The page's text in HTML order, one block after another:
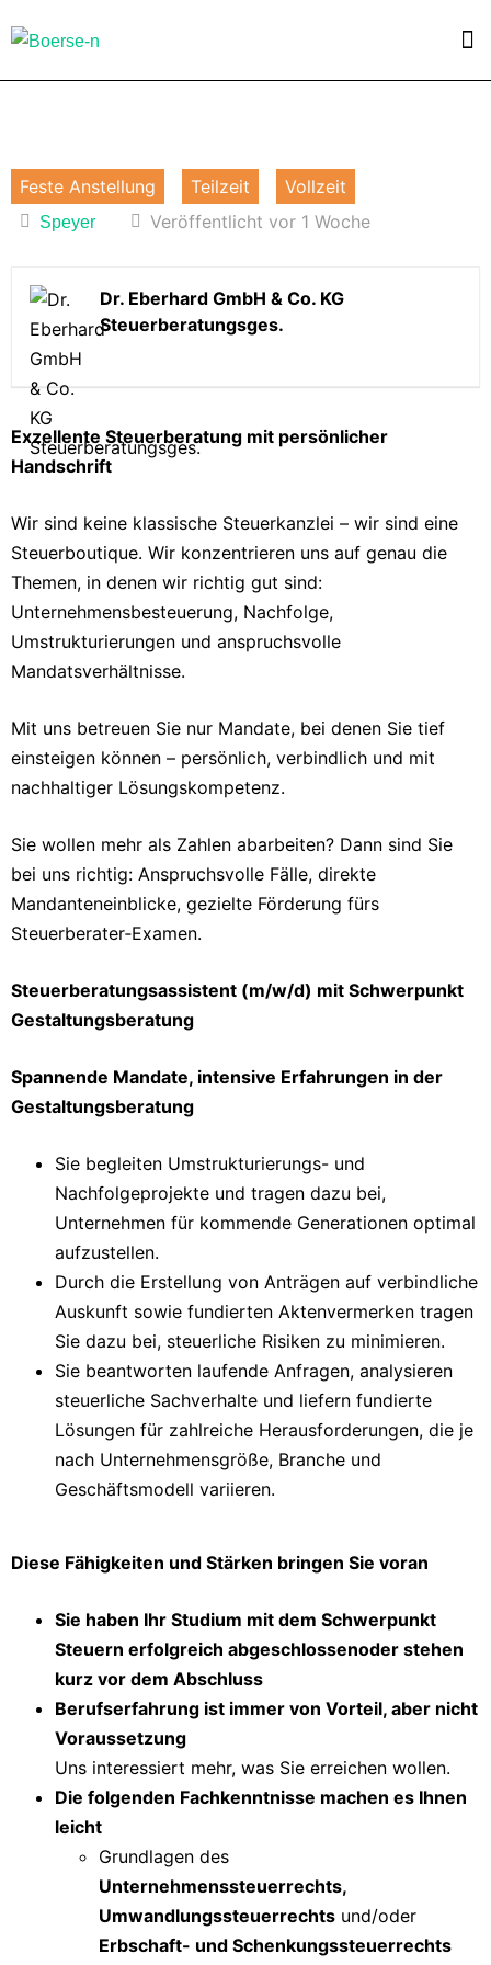
Feste Anstellung Teilzeit Vollzeit
Speyer Veröffentlicht vor 1 Woche
Dr. Eberhard GmbH & Co. KG
Steuerberatungsges.
Exzellente Steuerberatung mit persönlicher
Handschrift
Wir sind keine klassische Steuerkanzlei – wir sind eine
Steuerboutique. Wir konzentrieren uns auf genau die
Themen, in denen wir richtig gut sind:
Unternehmensbesteuerung, Nachfolge,
Umstrukturierungen und anspruchsvolle
Mandatsverhältnisse.
Mit uns betreuen Sie nur Mandate, bei denen Sie tief
einsteigen können – persönlich, verbindlich und mit
nachhaltiger Lösungskompetenz.
Sie wollen mehr als Zahlen abarbeiten? Dann sind Sie
bei uns richtig: Anspruchsvolle Fälle, direkte
Mandanteneinblicke, gezielte Förderung fürs
Steuerberater‑Examen.
Steuerberatungsassistent (m/w/d) mit Schwerpunkt
Gestaltungsberatung
Spannende Mandate, intensive Erfahrungen in der
Gestaltungsberatung
Sie begleiten Umstrukturierungs- und
Nachfolgeprojekte und tragen dazu bei,
Unternehmen für kommende Generationen optimal
aufzustellen.
Durch die Erstellung von Anträgen auf verbindliche
Auskunft sowie fundierten Aktenvermerken tragen
Sie dazu bei, steuerliche Risiken zu minimieren.
Sie beantworten laufende Anfragen, analysieren
steuerliche Sachverhalte und liefern fundierte
Lösungen für zahlreiche Herausforderungen, die je
nach Unternehmensgröße, Branche und
Geschäftsmodell variieren.
Diese Fähigkeiten und Stärken bringen Sie voran
Sie haben Ihr Studium mit dem Schwerpunkt
Steuern erfolgreich abgeschlossenoder stehen
kurz vor dem Abschluss
Berufserfahrung ist immer von Vorteil, aber nicht
Voraussetzung
Uns interessiert mehr, was Sie erreichen wollen.
Die folgenden Fachkenntnisse machen es Ihnen
leicht
Grundlagen des
Unternehmenssteuerrechts,
Umwandlungssteuerrechts und/oder
Erbschaft- und Schenkungssteuerrechts